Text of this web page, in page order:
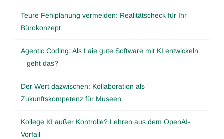
Teure Fehlplanung vermeiden: Realitätscheck für Ihr
Bürokonzept
Agentic Coding: Als Laie gute Software mit KI entwickeln
– geht das?
Der Wert dazwischen: Kollaboration als
Zukunftskompetenz für Museen
Kollege KI außer Kontrolle? Lehren aus dem OpenAI-
Vorfall